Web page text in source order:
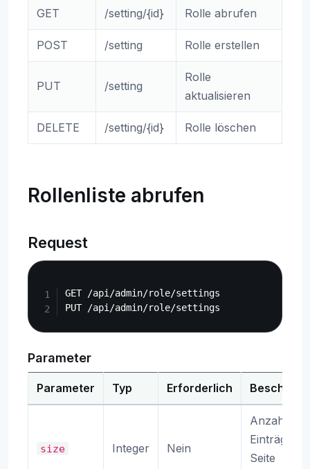
GET /setting/{id} Rolle abrufen
POST /setting Rolle erstellen
PUT /setting
Rolle
aktualisieren
DELETE /setting/{id} Rolle löschen
Rollenliste abrufen
Request
GET /api/admin/role/settings
Parameter
Parameter Typ Erforderlich
size Integer Nein
Anzahl der
Einträge
Seite